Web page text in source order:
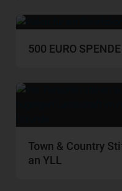
500 EURO
Town & Country
an YLL